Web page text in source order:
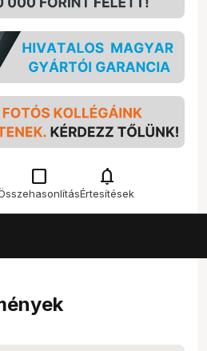
check_box_outline_blank notifications
Értesítések